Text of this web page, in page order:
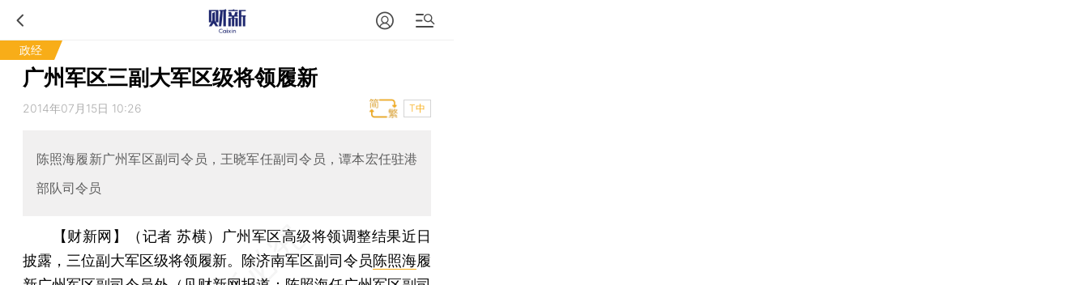
政经
广州军区三副大军区级将领履新
2014年07月15日 10:26 T中
陈照海履新广州军区副司令员，王晓军任副司令员，谭本宏任驻港
部队司令员
【财新网】（记者 苏横）
广州军区高级将领调整结果近日
披露，三位副大军区级将领履新。除济南军区副司令员陈照海履